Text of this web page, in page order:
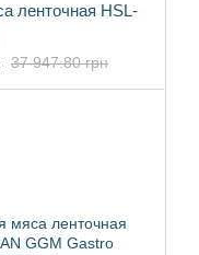
ленточная HSL-
37 947.80 грн